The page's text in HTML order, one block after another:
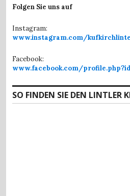
Folgen Sie uns auf
Instagram:
www.instagram.com/
Facebook:
www.facebook.com/
SO FINDEN SIE DEN LINTLER